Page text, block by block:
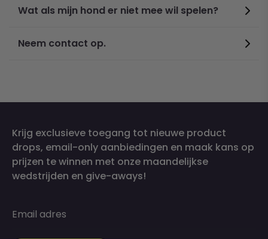
Wat als mijn hond er niet mee wil spelen?
Neem contact op.
Krijg exclusieve toegang tot nieuwe product
drops, email-only aanbiedingen en maak kans op
prijzen te winnen met onze maandelijkse
wedstrijden en give-aways!
Email adres